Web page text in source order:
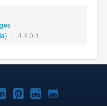
/
/
/ 4.4.0.1
LinkedIn
Pinterest
Instagram
GitHub